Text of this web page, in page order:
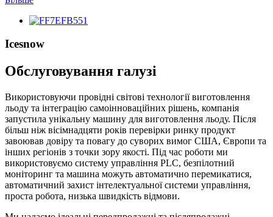
Icesnow
Обслуговування галузі
Використовуючи провідні світові технології виготовлення
льоду та інтеграцію самоінноваційних рішень, компанія
запустила унікальну машину для виготовлення льоду. Після
більш ніж вісімнадцяти років перевірки ринку продукт
завоював довіру та повагу до суворих вимог США, Європи та
інших регіонів з точки зору якості. Під час роботи ми
використовуємо систему управління PLC, безпілотний
моніторинг та машина можуть автоматично перемикатися,
автоматичний захист інтелектуальної системи управління,
проста робота, низька швидкість відмови.